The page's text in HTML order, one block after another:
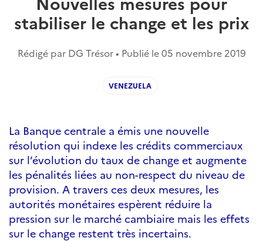
stabiliser le change et les prix
Rédigé par DG Trésor • Publié le05 novembre 2019
VENEZUELA
La Banque centrale a émis une nouvelle
résolution qui indexe les crédits commerciaux
sur l’évolution du taux de change et augmente
les pénalités liées au non-respect du niveau de
provision. A travers ces deux mesures, les
autorités monétaires espèrent réduire la
pression sur le marché cambiaire mais les effets
sur le change restent très incertains.